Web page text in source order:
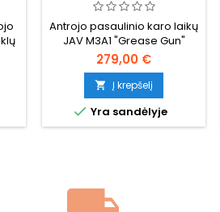
METALINIS SMG, 500 MB
HI-CAP
Antrojo pasaulinio karo laikų
JAV M3A1 "Grease Gun"
airsoft AEG, metalinė
aliuminio ir plieno
konstrukcija, speciali
pavarų dėžė, 500 šovinių
dėtuvė, reguliuojamas
šuolis, ~1,34 J. Kompaktiškas
ekipuotę.
279,00 €
 Į krepšelį
 Yra sandėlyje